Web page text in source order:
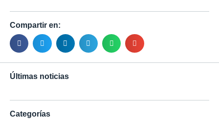
Compartir en:
Últimas noticias
Categorías